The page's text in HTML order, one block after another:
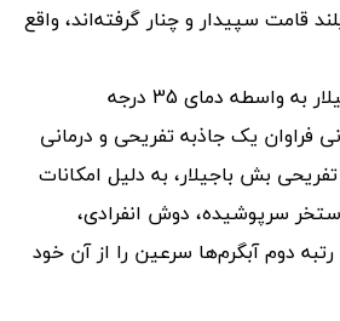
قامت سپیدار و چنار گرفته‌اند، واقع
آب‌های چشمه بش باجیلار به واسطه دمای 35 درجه
فراوان یک جاذبه تفریحی و درمانی
بش باجیلار، به دلیل امکانات
سرپوشیده، دوش انفرادی،
دوم آبگرم‌ها سرعین را از آن خود